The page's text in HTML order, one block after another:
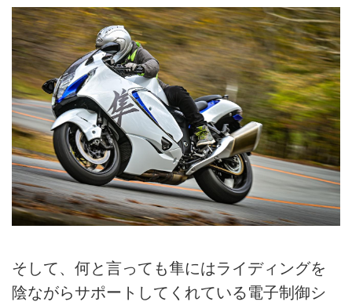
そして、何と言っても隼にはライディングを
陰ながらサポートしてくれている電子制御シ